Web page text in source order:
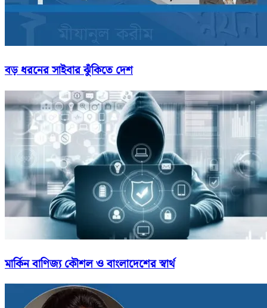
বড় ধরনের সাইবার ঝুঁকিতে দেশ
মার্কিন বাণিজ্য কৌশল ও বাংলাদেশের স্বার্থ